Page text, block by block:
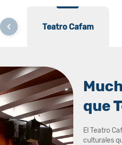
Teatro Cafam
Teatro Cafam
que
El Teatro
culturales